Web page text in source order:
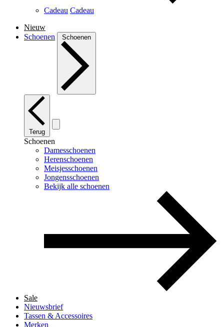
Cadeau Cadeau
Nieuw
Schoenen
Schoenen
Terug
Schoenen
Damesschoenen
Herenschoenen
Meisjesschoenen
Jongensschoenen
Bekijk alle schoenen
Sale
Nieuwsbrief
Tassen & Accessoires
Merken